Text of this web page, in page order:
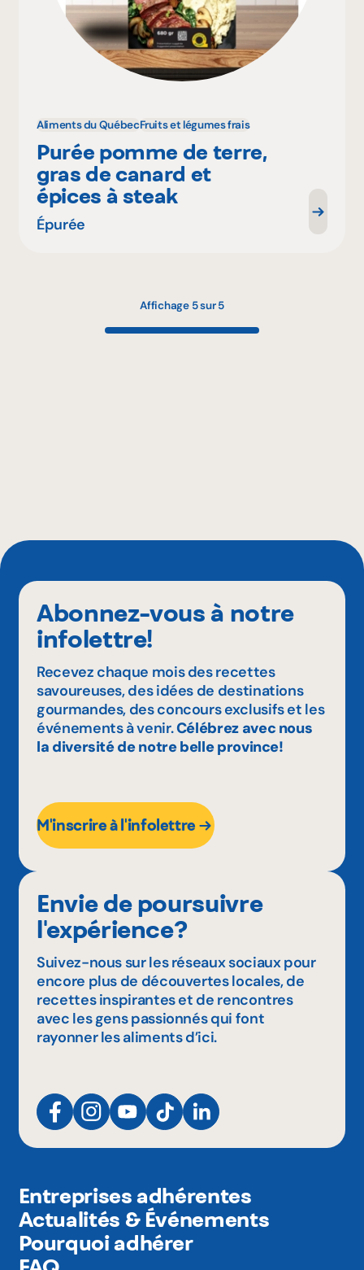
Aliments du QuébecFruits et légumes frais
Purée pomme de terre,
gras de canard et
épices à steak
Épurée
Affichage 5 sur 5
Abonnez-vous à notre
infolettre!
Recevez chaque mois des recettes
savoureuses, des idées de destinations
gourmandes, des concours exclusifs et les
événements à venir.Célébrez avec nous
la diversité de notre belle province!
M'inscrire à l'infolettre
Envie de poursuivre
l'expérience?
Suivez-nous sur les réseaux sociaux pour
encore plus de découvertes locales, de
recettes inspirantes et de rencontres
avec les gens passionnés qui font
rayonner les aliments d’ici.
Entreprises adhérentes
Actualités & Événements
Pourquoi adhérer